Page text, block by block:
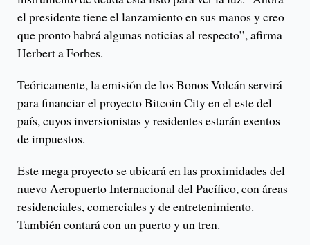
el presidente tiene el lanzamiento en sus manos y creo
que pronto habrá algunas noticias al respecto”, afirma
Herbert a Forbes.
Teóricamente, la emisión de los Bonos Volcán servirá
para financiar el proyecto Bitcoin City en el este del
país, cuyos inversionistas y residentes estarán exentos
de impuestos.
Este mega proyecto se ubicará en las proximidades del
nuevo Aeropuerto Internacional del Pacífico, con áreas
residenciales, comerciales y de entretenimiento.
También contará con un puerto y un tren.